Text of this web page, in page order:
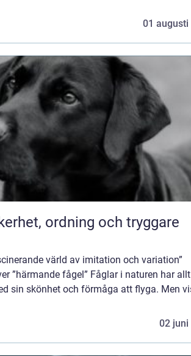
01 augusti
värld av imitation och variation”
”härmande fågel” Fåglar i naturen har
sin skönhet och förmåga att flyga. Men
02 juni